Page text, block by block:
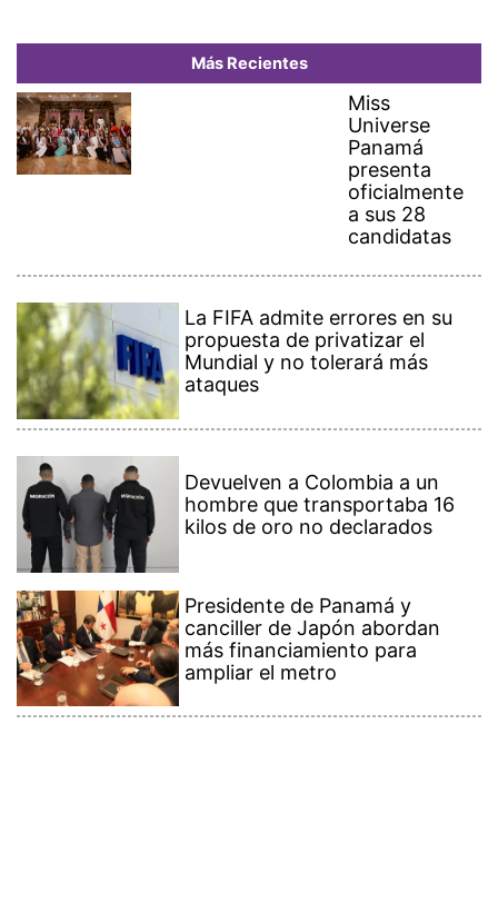
Más Recientes
Miss
Universe
Panamá
presenta
oficialmente
a sus 28
candidatas
La FIFA admite errores en su
propuesta de privatizar el
Mundial y no tolerará más
ataques
Devuelven a Colombia a un
hombre que transportaba 16
kilos de oro no declarados
Presidente de Panamá y
canciller de Japón abordan
más financiamiento para
ampliar el metro